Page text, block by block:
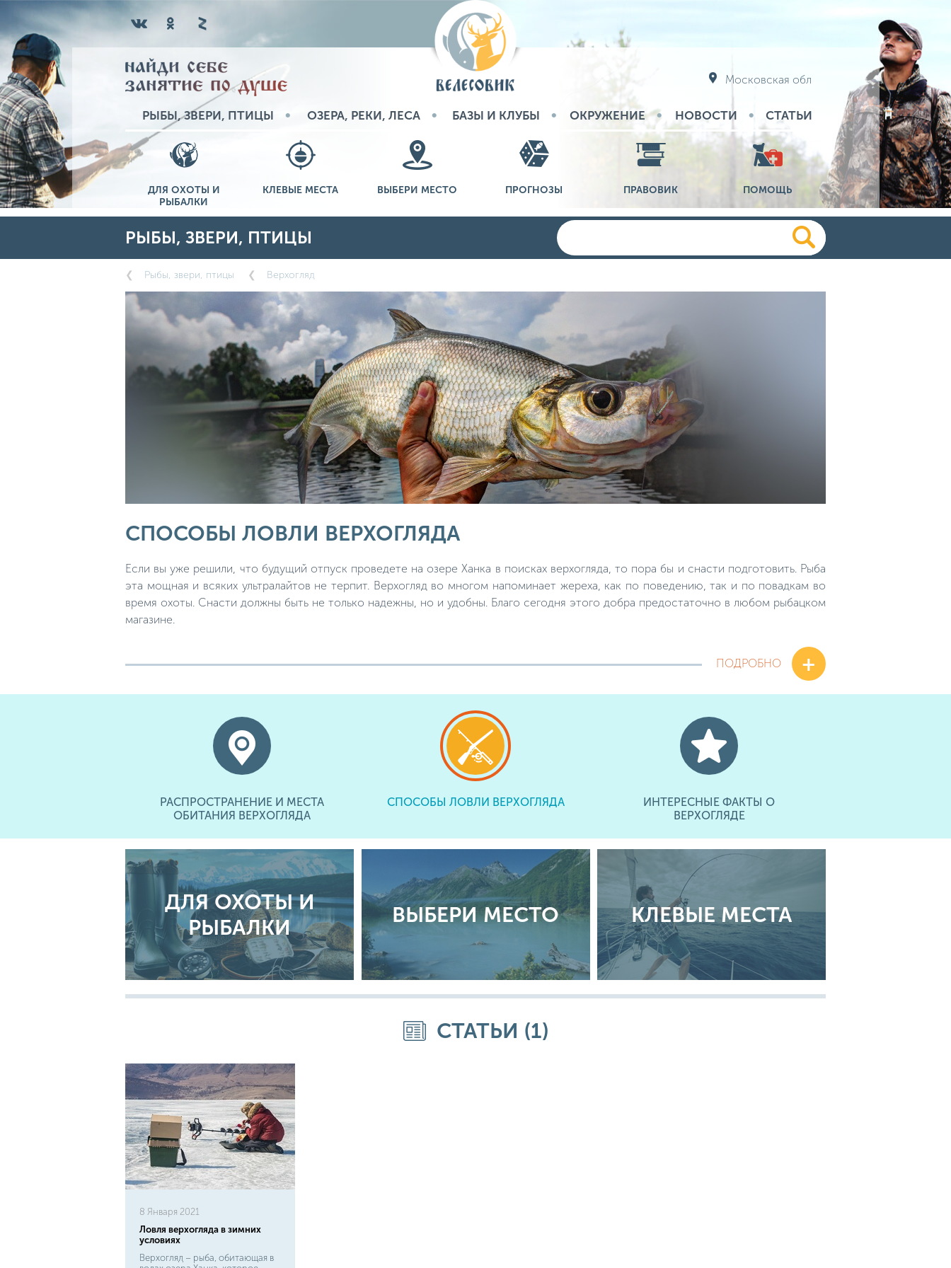
Московская обл
РЫБЫ, ЗВЕРИ, ПТИЦЫ ОЗЕРА, РЕКИ, ЛЕСА БАЗЫ И КЛУБЫ ОКРУЖЕНИЕ НОВОСТИ СТАТЬИ
ДЛЯ ОХОТЫ И
РЫБАЛКИ
КЛЕВЫЕ МЕСТА ВЫБЕРИ МЕСТО ПРОГНОЗЫ ПРАВОВИК ПОМОЩЬ
РЫБЫ, ЗВЕРИ, ПТИЦЫ
Рыбы, звери, птицы Верхогляд
СПОСОБЫ ЛОВЛИ ВЕРХОГЛЯДА
Если вы уже решили, что будущий отпуск проведете на озере Ханка в поисках верхогляда, то пора бы и снасти подготовить. Рыба
эта мощная и всяких ультралайтов не терпит. Верхогляд во многом напоминает жереха, как по поведению, так и по повадкам во
время охоты. Снасти должны быть не только надежны, но и удобны. Благо сегодня этого добра предостаточно в любом рыбацком
магазине.
ПОДРОБНО +
РАСПРОСТРАНЕНИЕ И МЕСТА
ОБИТАНИЯ ВЕРХОГЛЯДА
СПОСОБЫ ЛОВЛИ ВЕРХОГЛЯДА
ИНТЕРЕСНЫЕ ФАКТЫ О
ВЕРХОГЛЯДЕ
ДЛЯ ОХОТЫ И
РЫБАЛКИ
ВЫБЕРИ МЕСТО КЛЕВЫЕ МЕСТА
СТАТЬИ (1)
8 Января 2021
Ловля верхогляда в зимних
условиях
Верхогляд – рыба, обитающая в